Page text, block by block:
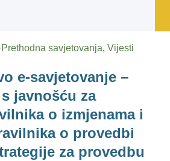
Prethodna savjetovanja, Vijesti
e-savjetovanje –
javnošću za
o izmjenama i
o provedbi
za provedbu